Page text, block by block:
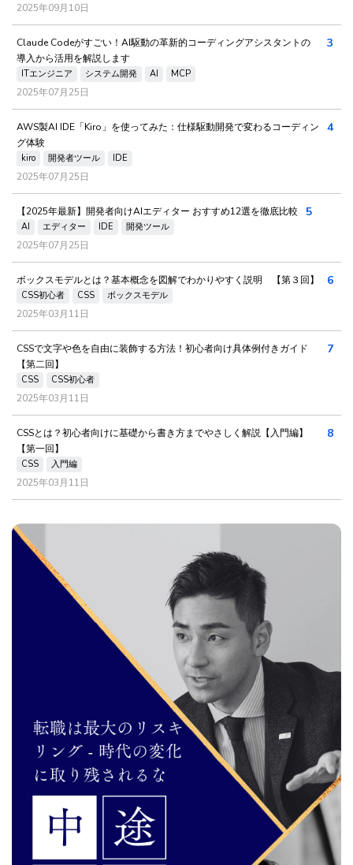
2025年09月10日
Claude Codeがすごい！AI駆動の革新的コーディングアシスタントの
導入から活用を解説します
ITエンジニア システム開発 AI MCP
2025年07月25日
3
AWS製AI IDE「Kiro」を使ってみた：仕様駆動開発で変わるコーディン
グ体験
kiro 開発者ツール IDE
2025年07月25日
4
【2025年最新】開発者向けAIエディター おすすめ12選を徹底比較
AI エディター IDE 開発ツール
2025年07月25日
5
ボックスモデルとは？基本概念を図解でわかりやすく説明 【第３回】
CSS初心者 CSS ボックスモデル
2025年03月11日
6
CSSで文字や色を自由に装飾する方法！初心者向け具体例付きガイド
【第二回】
CSS CSS初心者
2025年03月11日
7
CSSとは？初心者向けに基礎から書き方までやさしく解説【入門編】
【第一回】
CSS 入門編
2025年03月11日
8